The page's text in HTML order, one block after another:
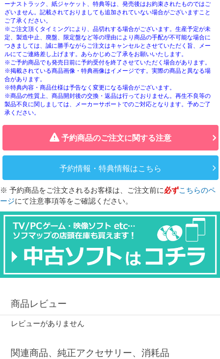
ーナストラック、紙ジャケット、特典等は、発売後はお約束されたものではご
ざいません。記載されておりましても追加されていない場合がございますこと
ご了承ください。
※ご注文頂くタイミングにより、品切れする場合がございます。生産予定が未
定、製造中止、廃盤、限定盤など等の理由により商品の手配が不可能な場合に
つきましては、誠に勝手ながらご注文はキャンセルとさせていただく旨、メー
ルにてご連絡差し上げます。あらかじめご了承をお願いいたします。
※ご予約商品でも発売日前に予約受付を終了させていただく場合があります。
※掲載されている商品画像・特典画像はイメージです。実際の商品と異なる場
合があります。
※特典内容・商品仕様は予告なく変更になる場合がございます。
※商品の性質上、商品開封後の交換・返品は行っておりません。再生不良等の
製品不良に関しましては、メーカーサポートでのご対応となります。予めご了
承ください。
予約商品のご注文に関する注意
予約情報・特典情報はこちら
※ 予約商品をご注文されるお客様は、ご注文前に必ずこちらのペ
ージにて注意事項等をご確認ください。
商品レビュー
レビューがありません
関連商品、純正アクセサリー、消耗品